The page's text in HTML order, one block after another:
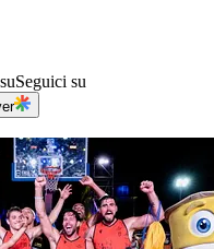
suSeguici su